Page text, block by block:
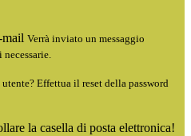
Verrà inviato un messaggio
Effettua il reset della password
la casella di posta elettronica!